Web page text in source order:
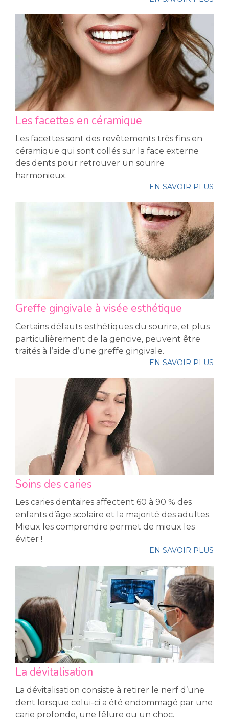
Les facettes en céramique
Les facettes sont des revêtements très fins en
céramique qui sont collés sur la face externe
des dents pour retrouver un sourire
harmonieux.
EN SAVOIR PLUS
Greffe gingivale à visée esthétique
Certains défauts esthétiques du sourire, et plus
particulièrement de la gencive, peuvent être
traités à l’aide d’une greffe gingivale.
EN SAVOIR PLUS
Soins des caries
Les caries dentaires affectent 60 à 90 % des
enfants d’âge scolaire et la majorité des adultes.
Mieux les comprendre permet de mieux les
éviter !
EN SAVOIR PLUS
La dévitalisation
La dévitalisation consiste à retirer le nerf d’une
dent lorsque celui-ci a été endommagé par une
carie profonde, une fêlure ou un choc.